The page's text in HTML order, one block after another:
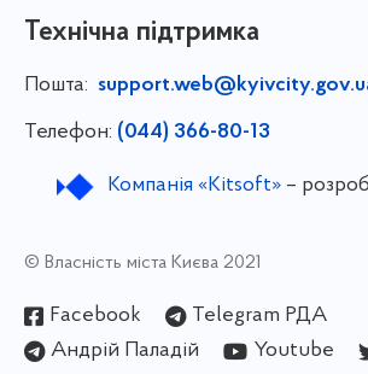
Технічна підтримка
Пошта:
Телефон: (044) 366-80-13
Компанія «Kitsoft»–
© Власність міста Києва 2021
Facebook
Telegram РДА
Андрій Паладій
Youtube